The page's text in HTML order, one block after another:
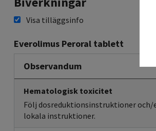
Visa tilläggsinfo
Everolimus Peroral tablett
Observandum
Hematologisk toxicitet
Följ dosreduktionsinstruktioner
lokala instruktioner.